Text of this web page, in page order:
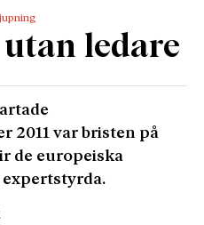
ledare
2011 var bristen på
de europeiska